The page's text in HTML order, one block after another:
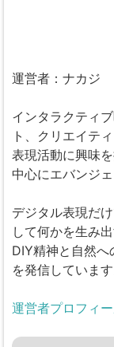
運営者：ナカジ
インタラクティ
ト、クリエイテ
表現活動に興味
中心にエバンジ
デジタル表現だ
して何かを生み
DIY精神と自然へ
を発信しています
運営者プロフィ